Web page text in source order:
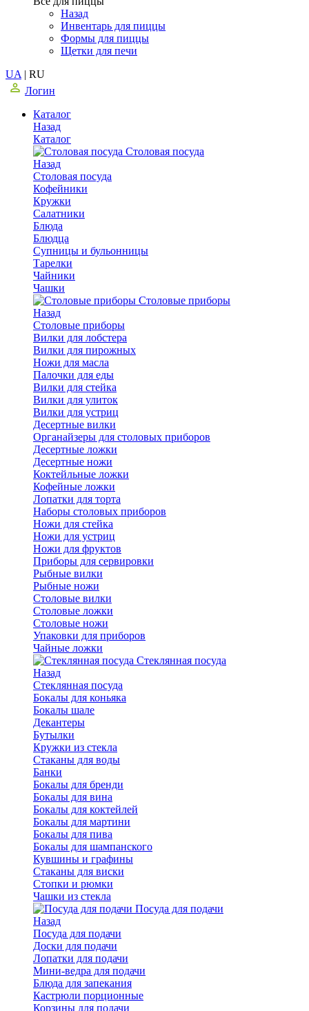
Назад
Инвентарь для пиццы
Формы для пиццы
Щетки для печи
UA | RU
Логин
Каталог
Назад
Каталог
Столовая посуда
Назад
Столовая посуда
Кофейники
Кружки
Салатники
Блюда
Блюдца
Супницы и бульонницы
Тарелки
Чайники
Чашки
Cтоловые приборы
Назад
Cтоловые приборы
Вилки для лобстера
Вилки для пирожных
Ножи для масла
Палочки для еды
Вилки для стейка
Вилки для улиток
Вилки для устриц
Десертные вилки
Органайзеры для столовых приборов
Десертные ложки
Десертные ножи
Коктейльные ложки
Кофейные ложки
Лопатки для торта
Наборы столовых приборов
Ножи для стейка
Ножи для устриц
Ножи для фруктов
Приборы для сервировки
Рыбные вилки
Рыбные ножи
Столовые вилки
Столовые ложки
Столовые ножи
Упаковки для приборов
Чайные ложки
Стеклянная посуда
Назад
Стеклянная посуда
Бокалы для коньяка
Бокалы шале
Декантеры
Бутылки
Кружки из стекла
Стаканы для воды
Банки
Бокалы для бренди
Бокалы для вина
Бокалы для коктейлей
Бокалы для мартини
Бокалы для пива
Бокалы для шампанского
Кувшины и графины
Стаканы для виски
Стопки и рюмки
Чашки из стекла
Посуда для подачи
Назад
Посуда для подачи
Доски для подачи
Лопатки для подачи
Мини-ведра для подачи
Блюда для запекания
Кастрюли порционные
Корзины для подачи